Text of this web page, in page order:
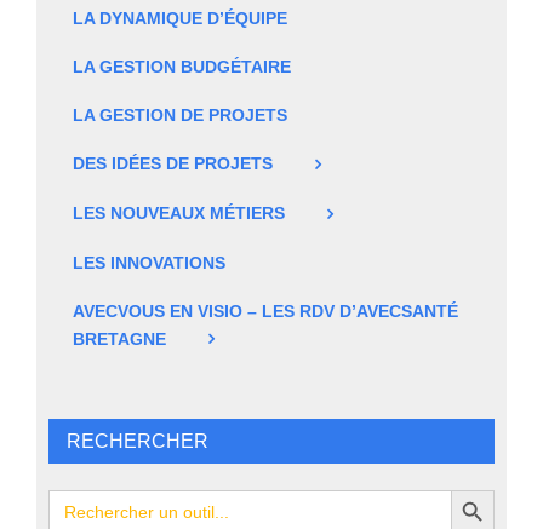
LA DYNAMIQUE D’ÉQUIPE
LA GESTION BUDGÉTAIRE
LA GESTION DE PROJETS
DES IDÉES DE PROJETS
LES NOUVEAUX MÉTIERS
LES INNOVATIONS
AVECVOUS EN VISIO – LES RDV D’AVECSANTÉ
BRETAGNE
RECHERCHER
Search
for:
Search Button